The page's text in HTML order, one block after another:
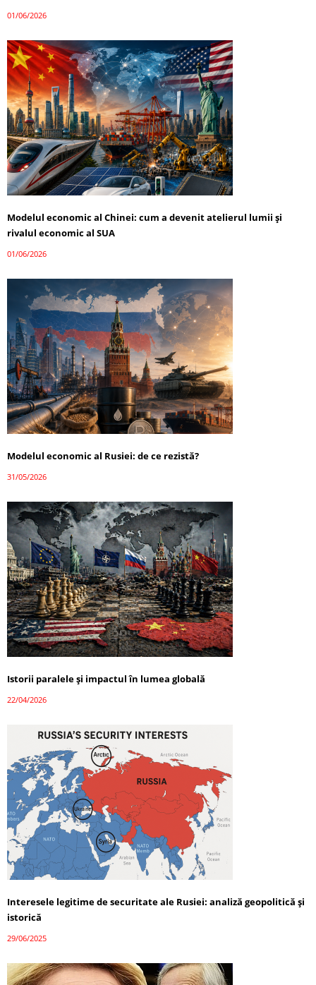
01/06/2026
Modelul economic al Chinei: cum a devenit atelierul lumii și
rivalul economic al SUA
01/06/2026
Modelul economic al Rusiei: de ce rezistă?
31/05/2026
Istorii paralele și impactul în lumea globală
22/04/2026
Interesele legitime de securitate ale Rusiei: analiză geopolitică și
istorică
29/06/2025